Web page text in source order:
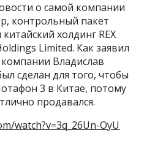
о самой компании
контрольный пакет
холдинг REX
Limited. Как заявил
Владислав
сделан для того, чтобы
3 в Китае, потому
продавался.
watch?v=3q_26Un-OyU